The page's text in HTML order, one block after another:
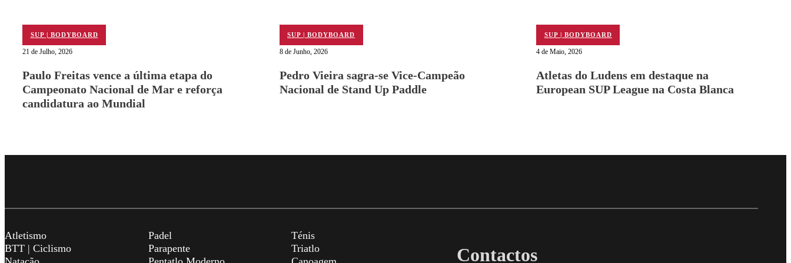
SUP | BODYBOARD
21 de Julho, 2026
Paulo Freitas vence a última etapa do
Campeonato Nacional de Mar e reforça
candidatura ao Mundial
SUP | BODYBOARD
8 de Junho, 2026
Pedro Vieira sagra-se Vice-Campeão
Nacional de Stand Up Paddle
SUP | BODYBOARD
4 de Maio, 2026
Atletas do Ludens em destaque na
European SUP League na Costa Blanca
Atletismo
BTT | Ciclismo
Padel
Parapente
Ténis
Triatlo
Contactos